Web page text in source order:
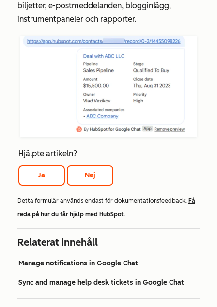
biljetter, e-postmeddelanden, blogginlägg,
instrumentpaneler och rapporter.
Hjälpte artikeln?
Ja Nej
Detta formulär används endast för dokumentationsfeedback. Få
reda på hur du får hjälp med HubSpot.
Relaterat innehåll
Manage notifications in Google Chat
Sync and manage help desk tickets in Google Chat